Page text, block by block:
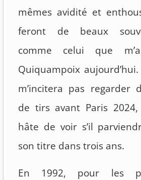
mêmes avidité et
feront de beaux
comme celui que
Quiquampoix
m’incitera pas regarder
de tirs avant Paris 2024,
hâte de voir s’il
son titre dans trois ans.
En 1992, pour les